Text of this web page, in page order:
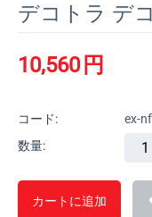
デコトラ デ
10,560 円
コード:
ex-
数量:
カートに追加